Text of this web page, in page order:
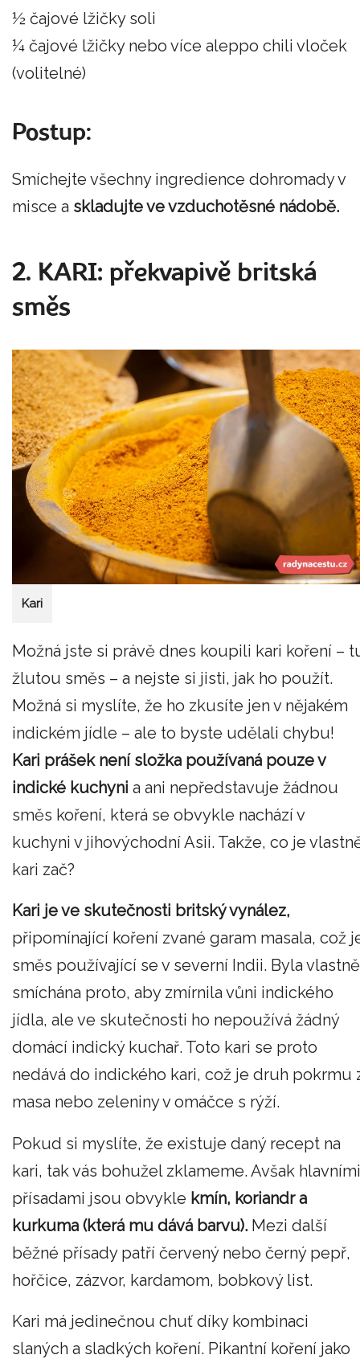
½ čajové lžičky soli
¼ čajové lžičky nebo více aleppo chili vloček
(volitelné)
Postup:
Smíchejte všechny ingredience dohromady v
misce a skladujte ve vzduchotěsné nádobě.
2. KARI: překvapivě britská
směs
Kari
Možná jste si právě dnes koupili kari koření –
žlutou směs – a nejste si jisti, jak ho použít.
Možná si myslíte, že ho zkusíte jen v nějakém
indickém jídle – ale to byste udělali chybu!
Kari prášek není složka používaná pouze v
indické kuchyni a ani nepředstavuje žádnou
směs koření, která se obvykle nachází v
kuchyni v jihovýchodní Asii. Takže, co je
kari zač?
Kari je ve skutečnosti britský vynález,
připomínající koření zvané garam masala, což
směs používající se v severní Indii. Byla vlastně
smíchána proto, aby zmírnila vůni indického
jídla, ale ve skutečnosti ho nepoužívá žádný
domácí indický kuchař. Toto kari se proto
nedává do indického kari, což je druh pokrmu
masa nebo zeleniny v omáčce s rýží.
Pokud si myslíte, že existuje daný recept na
kari, tak vás bohužel zklameme. Avšak hlavními
přísadami jsou obvykle kmín, koriandr a
kurkuma (která mu dává barvu). Mezi další
běžné přísady patří červený nebo černý pepř,
hořčice, zázvor, kardamom, bobkový list.
Kari má jedinečnou chuť díky kombinaci
slaných a sladkých koření. Pikantní koření jako